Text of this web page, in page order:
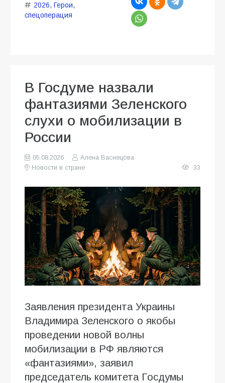
2026, Герои,
спецоперация
В Госдуме назвали
фантазиями Зеленского
слухи о мобилизации в
России
05.08.2026
Алена Васнецова
Новости в стране
33
Заявления президента Украины
Владимира Зеленского о якобы
проведении новой волны
мобилизации в РФ являются
«фантазиями», заявил
председатель комитета Госдумы